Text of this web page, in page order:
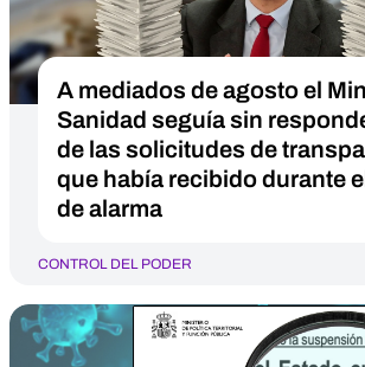
A mediados de agosto el
Sanidad seguía sin
de las solicitudes de
que había recibido durante
de alarma
CONTROL DEL PODER